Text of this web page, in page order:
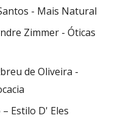
- Mais Natural
Zimmer - Óticas
de Oliveira -
Estilo D' Eles